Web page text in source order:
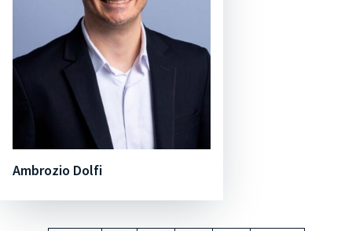
Ambrozio Dolfi